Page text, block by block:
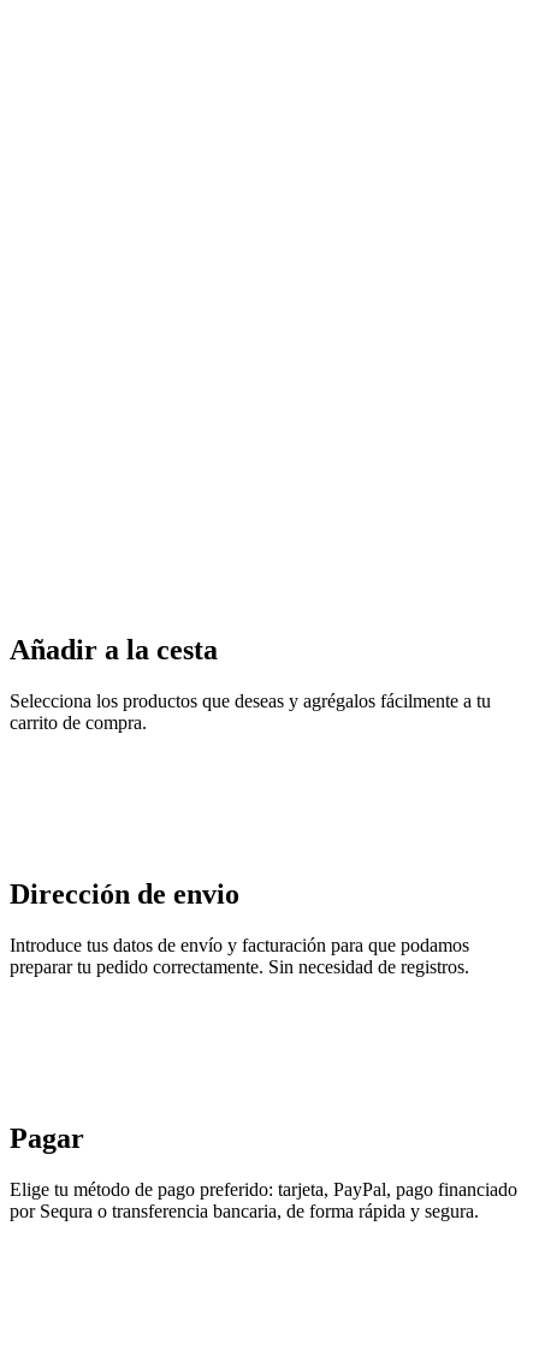
Añadir a la cesta
Selecciona los productos que deseas y agrégalos fácilmente a tu
carrito de compra.
Dirección de envio
Introduce tus datos de envío y facturación para que podamos
preparar tu pedido correctamente. Sin necesidad de registros.
Pagar
Elige tu método de pago preferido: tarjeta, PayPal, pago financiado
por Sequra o transferencia bancaria, de forma rápida y segura.